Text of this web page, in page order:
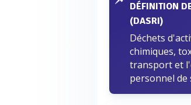
DÉFINITION
(DASRI)
Déchets
chimiques,
transport et
personnel de